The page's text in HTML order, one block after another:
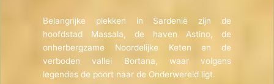
Belangrijke plekken in Sardenië zijn de
hoofdstad Massala, de haven Astino, de
onherbergzame Noordelijke Keten en de
verboden vallei Bortana, waar volgens
legendes de poort naar de Onderwereld ligt.